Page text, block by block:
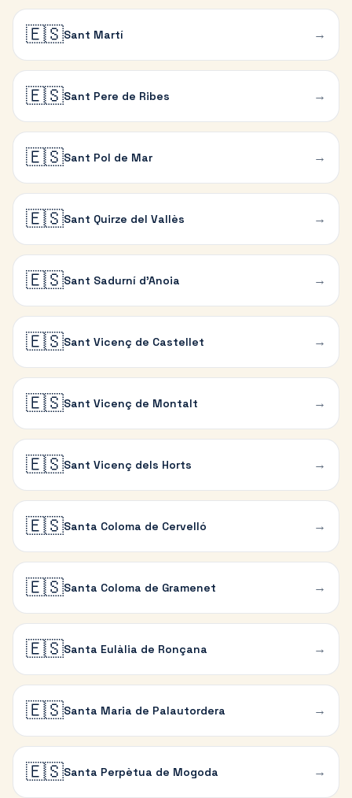
🇪🇸Sant Martí →
🇪🇸Sant Pere de Ribes →
🇪🇸Sant Pol de Mar →
🇪🇸Sant Quirze del Vallès →
🇪🇸Sant Sadurní d'Anoia →
🇪🇸Sant Vicenç de Castellet →
🇪🇸Sant Vicenç de Montalt →
🇪🇸Sant Vicenç dels Horts →
🇪🇸Santa Coloma de Cervelló →
🇪🇸Santa Coloma de Gramenet →
🇪🇸Santa Eulàlia de Ronçana →
🇪🇸Santa Maria de Palautordera →
🇪🇸Santa Perpètua de Mogoda →